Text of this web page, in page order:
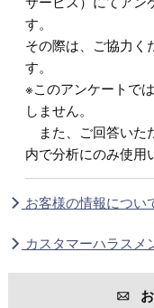
す。
その際は、ご協力く
す。
※このアンケートで
しません。
また、ご回答いた
内で分析にのみ使用
お客様の情報につい
カスタマーハラスメ